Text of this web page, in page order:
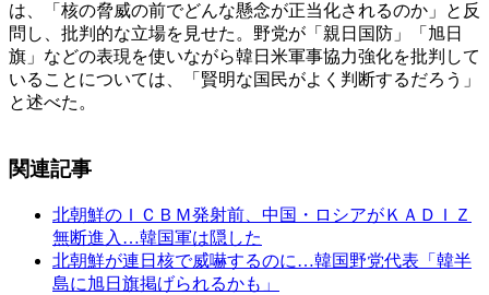
は、「核の脅威の前でどんな懸念が正当化されるのか」と反
問し、批判的な立場を見せた。野党が「親日国防」「旭日
旗」などの表現を使いながら韓日米軍事協力強化を批判して
いることについては、「賢明な国民がよく判断するだろう」
と述べた。
関連記事
北朝鮮のＩＣＢＭ発射前、中国・ロシアがＫＡＤＩＺ
無断進入…韓国軍は隠した
北朝鮮が連日核で威嚇するのに…韓国野党代表「韓半
島に旭日旗掲げられるかも」